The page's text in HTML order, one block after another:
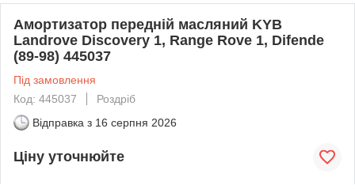
Амортизатор передній масляний KYB
Landrove Discovery 1, Range Rove 1, Difende
(89-98) 445037
Під замовлення
Код: 445037
Роздріб
Відправка з 16 серпня 2026
Ціну уточнюйте